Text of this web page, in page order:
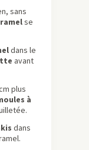
sans
se
dans le
avant
plus
à
dans